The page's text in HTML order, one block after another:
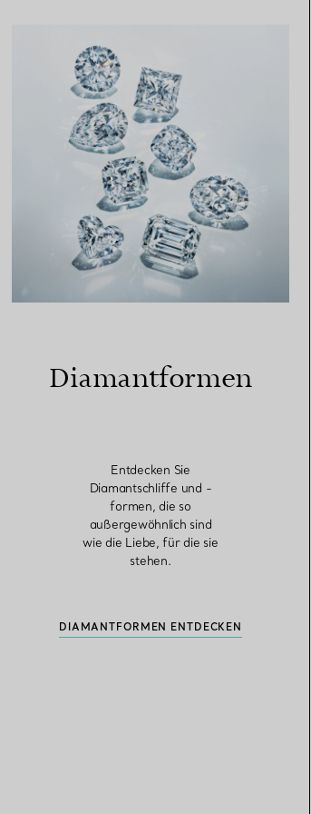
Diamantformen
Entdecken Sie
Diamantschliffe und -
formen, die so
außergewöhnlich sind
wie die Liebe, für die sie
stehen.
DIAMANTFORMEN ENTDECKEN